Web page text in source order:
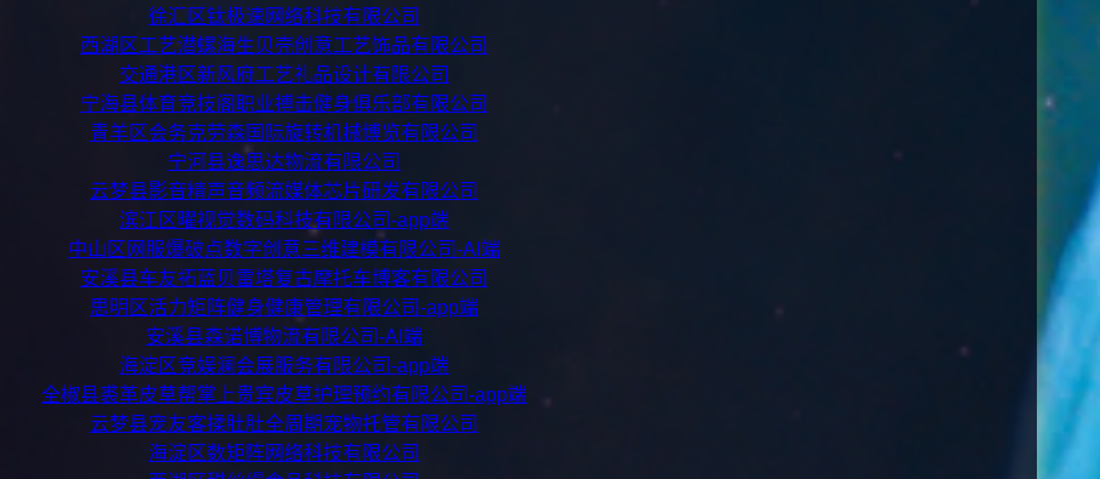
徐汇区钛极速网络科技有限公司
西湖区工艺潜螺海生贝壳创意工艺饰品有限公司
交通港区新风府工艺礼品设计有限公司
宁海县体育竞技阁职业搏击健身俱乐部有限公司
青羊区会务克劳森国际旋转机械博览有限公司
宁河县逸思达物流有限公司
云梦县影音精声音频流媒体芯片研发有限公司
滨江区曜视觉数码科技有限公司-app端
中山区网服爆破点数字创意三维建模有限公司-AI端
安溪县车友拓蓝贝雷塔复古摩托车博客有限公司
思明区活力矩阵健身健康管理有限公司-app端
安溪县森诺博物流有限公司-AI端
海淀区竞娱澜会展服务有限公司-app端
全椒县裘革皮草帮掌上贵宾皮草护理预约有限公司-app端
云梦县宠友客揉肚肚全周期宠物托管有限公司
海淀区数矩阵网络科技有限公司